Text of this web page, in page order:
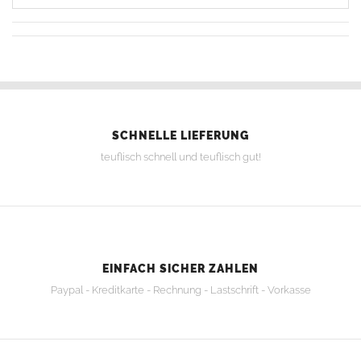
SCHNELLE LIEFERUNG
teuflisch schnell und teuflisch gut!
EINFACH SICHER ZAHLEN
Paypal - Kreditkarte - Rechnung - Lastschrift - Vorkasse